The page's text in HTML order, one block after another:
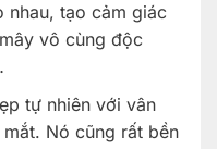
nhau, tạo cảm giác
vô cùng độc
tự nhiên với vân
Nó cũng rất bền